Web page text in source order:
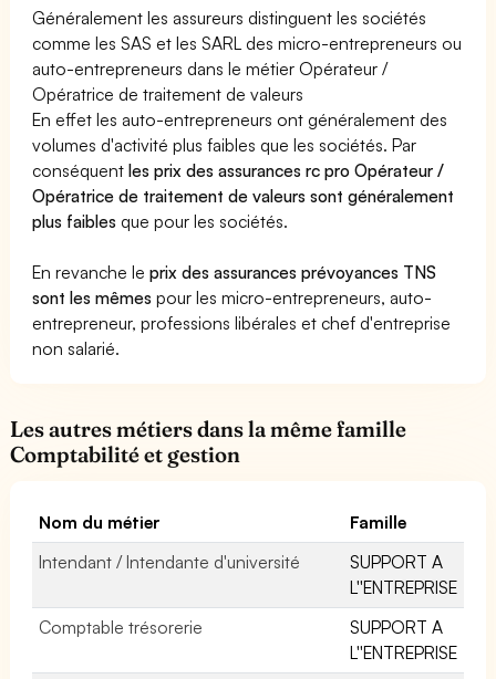
Généralement les assureurs distinguent les sociétés
comme les SAS et les SARL des micro-entrepreneurs ou
auto-entrepreneurs dans le métier Opérateur /
Opératrice de traitement de valeurs
En effet les auto-entrepreneurs ont généralement des
volumes d'activité plus faibles que les sociétés. Par
conséquentles prix des assurances rc pro Opérateur /
Opératrice de traitement de valeurs sont généralement
plus faibles que pour les sociétés.
En revanche leprix des assurances prévoyances TNS
sont les mêmes pour les micro-entrepreneurs, auto-
entrepreneur, professions libérales et chef d'entreprise
non salarié.
Les autres métiers dans la même famille
Comptabilité et gestion
Nom du métier
Famille
Intendant / Intendante d'université
SUPPORT A
L''ENTREPRISE
Comptable trésorerie
SUPPORT A
L''ENTREPRISE